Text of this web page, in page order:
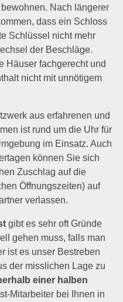
Nach längerer
dass ein Schloss
Schlüssel nicht mehr
der Beschläge.
Häuser fachgerecht und
nicht mit unnötigem
aus erfahrenen und
ist rund um die Uhr für
im Einsatz. Auch
können Sie sich
Zuschlag auf die
Öffnungszeiten) auf
verlassen.
gibt es sehr oft Gründe
gehen muss, falls man
ist es unser Bestreben
der misslichen Lage zu
einer halben
Mitarbeiter bei Ihnen in